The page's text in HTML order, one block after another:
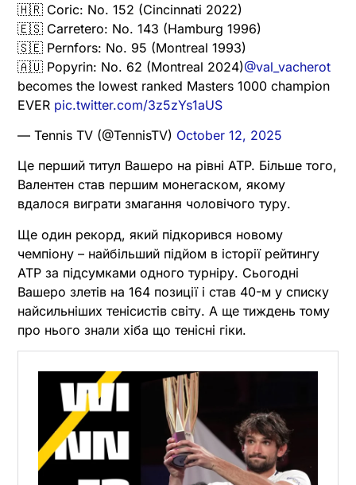
🇭🇷 Coric: No. 152 (Cincinnati 2022)
🇪🇸 Carretero: No. 143 (Hamburg 1996)
🇸🇪 Pernfors: No. 95 (Montreal 1993)
🇦🇺 Popyrin: No. 62 (Montreal 2024)@val_vacherot
becomes the lowest ranked Masters 1000 champion
EVER pic.twitter.com/3z5zYs1aUS
— Tennis TV (@TennisTV) October 12, 2025
Це перший титул Вашеро на рівні ATP. Більше того,
Валентен став першим монегаском, якому
вдалося виграти змагання чоловічого туру.
Ще один рекорд, який підкорився новому
чемпіону – найбільший підйом в історії рейтингу
ATP за підсумками одного турніру. Сьогодні
Вашеро злетів на 164 позиції і став 40-м у списку
найсильніших тенісистів світу. А ще тиждень тому
про нього знали хіба що тенісні гіки.